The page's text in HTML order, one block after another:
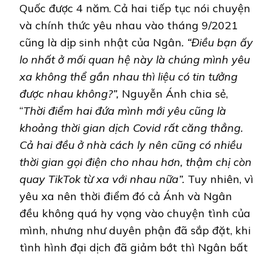
Quốc được 4 năm. Cả hai tiếp tục nói chuyện
và chính thức yêu nhau vào tháng 9/2021
cũng là dịp sinh nhật của Ngân. “Điều bạn ấy
lo nhất ở mối quan hệ này là chúng mình yêu
xa không thể gần nhau thì liệu có tin tưởng
được nhau không?”, Nguyễn Ánh chia sẻ,
“Thời điểm hai đứa mình mới yêu cũng là
khoảng thời gian dịch Covid rất căng thẳng.
Cả hai đều ở nhà cách ly nên cũng có nhiều
thời gian gọi điện cho nhau hơn, thậm chị còn
quay TikTok từ xa với nhau nữa”. Tuy nhiên, vì
yêu xa nên thời điểm đó cả Ánh và Ngân
đều không quá hy vọng vào chuyện tình của
mình, nhưng như duyên phận đã sắp đặt, khi
tình hình đại dịch đã giảm bớt thì Ngân bất